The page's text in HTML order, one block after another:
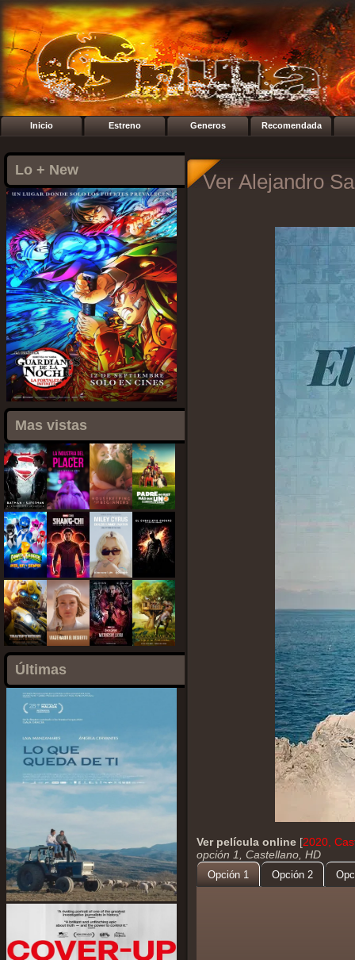
Inicio Estreno Generos Recomendada
Lo + New
Mas vistas
Últimas
Ver Alejandro
Ver película online [2020,
opción 1, Castellano, HD
Opción 1 Opción 2